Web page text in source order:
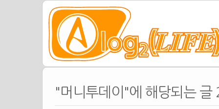
"머니투데이"에 해당되는 글